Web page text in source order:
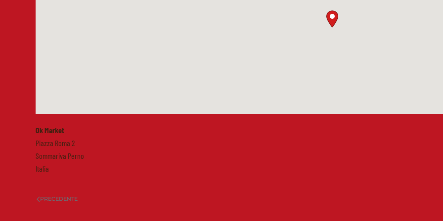
Ok Market
Piazza Roma 2
Sommariva Perno
Italia
PRECEDENTE